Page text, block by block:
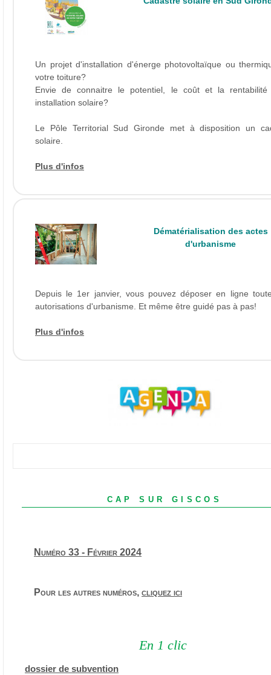
Un projet d'installation d'énerge photovoltaïque ou
votre toiture?
Envie de connaitre le potentiel, le coût et la rentabilité
installation solaire?
Le Pôle Territorial Sud Gironde met à disposition un
solaire.
Plus d'infos
Dématérialisation des actes
d'urbanisme
Depuis le 1er janvier, vous pouvez déposer en ligne
autorisations d'urbanisme. Et même être guidé pas à pas!
Plus d'infos
cap sur giscos
Numéro 33 - Février 2024
Pour les autres numéros, cliquez ici
En 1 clic
dossier de subvention